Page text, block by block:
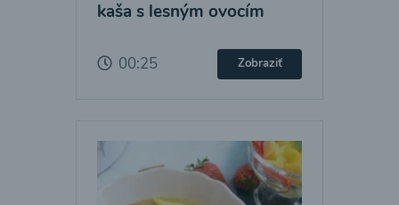
kaša s lesným ovocím
00:25 Zobraziť